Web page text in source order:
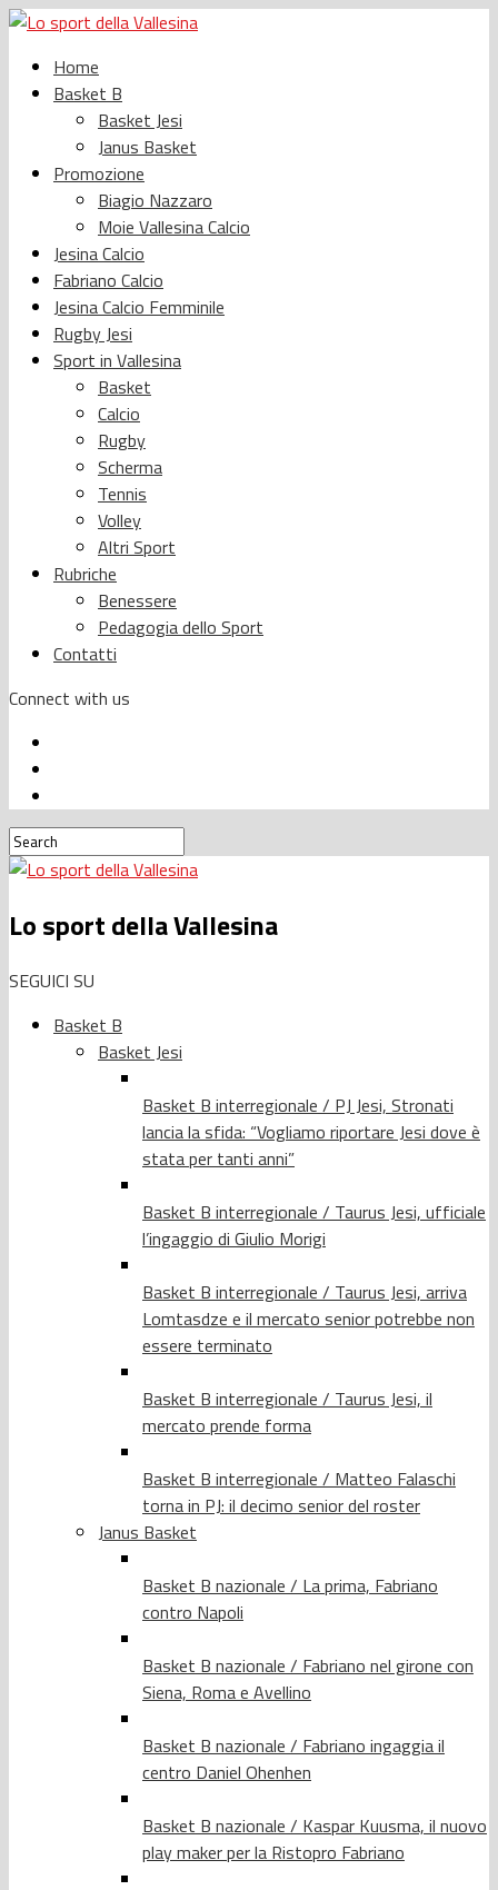
Home
Basket B
Basket Jesi
Janus Basket
Promozione
Biagio Nazzaro
Moie Vallesina Calcio
Jesina Calcio
Fabriano Calcio
Jesina Calcio Femminile
Rugby Jesi
Sport in Vallesina
Basket
Calcio
Rugby
Scherma
Tennis
Volley
Altri Sport
Rubriche
Benessere
Pedagogia dello Sport
Contatti
Connect with us
Lo sport della Vallesina
SEGUICI SU
Basket B
Basket Jesi
Basket B interregionale / PJ Jesi, Stronati
lancia la sfida: “Vogliamo riportare Jesi dove è
stata per tanti anni”
Basket B interregionale / Taurus Jesi, ufficiale
l’ingaggio di Giulio Morigi
Basket B interregionale / Taurus Jesi, arriva
Lomtasdze e il mercato senior potrebbe non
essere terminato
Basket B interregionale / Taurus Jesi, il
mercato prende forma
Basket B interregionale / Matteo Falaschi
torna in PJ: il decimo senior del roster
Janus Basket
Basket B nazionale / La prima, Fabriano
contro Napoli
Basket B nazionale / Fabriano nel girone con
Siena, Roma e Avellino
Basket B nazionale / Fabriano ingaggia il
centro Daniel Ohenhen
Basket B nazionale / Kaspar Kuusma, il nuovo
play maker per la Ristopro Fabriano